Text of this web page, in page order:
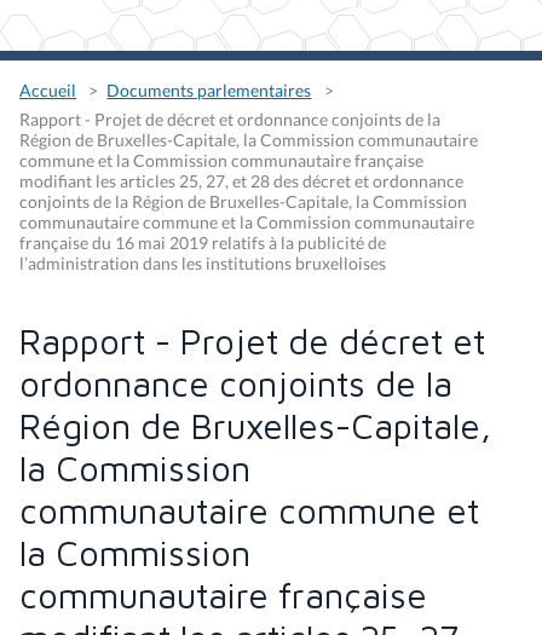
Accueil
Documents parlementaires
Rapport - Projet de décret et ordonnance conjoints de la
Région de Bruxelles-Capitale, la Commission communautaire
commune et la Commission communautaire française
modifiant les articles 25, 27, et 28 des décret et ordonnance
conjoints de la Région de Bruxelles-Capitale, la Commission
communautaire commune et la Commission communautaire
française du 16 mai 2019 relatifs à la publicité de
l’administration dans les institutions bruxelloises
Rapport - Projet de décret et
ordonnance conjoints de la
Région de Bruxelles-Capitale,
la Commission
communautaire commune et
la Commission
communautaire française